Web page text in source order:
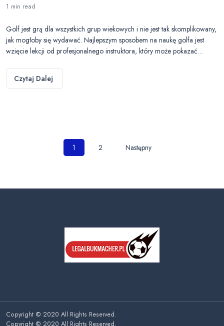
1 min read
Golf jest grą dla wszystkich grup wiekowych i nie jest tak skomplikowany,
jak mogłoby się wydawać. Najlepszym sposobem na naukę golfa jest
wzięcie lekcji od profesjonalnego instruktora, który może pokazać…
Czytaj Dalej
Nawigacja
1 2 Następny
Copyright © 2020 All Rights Reserved.
Copyright © 2020 All Rights Reserved.